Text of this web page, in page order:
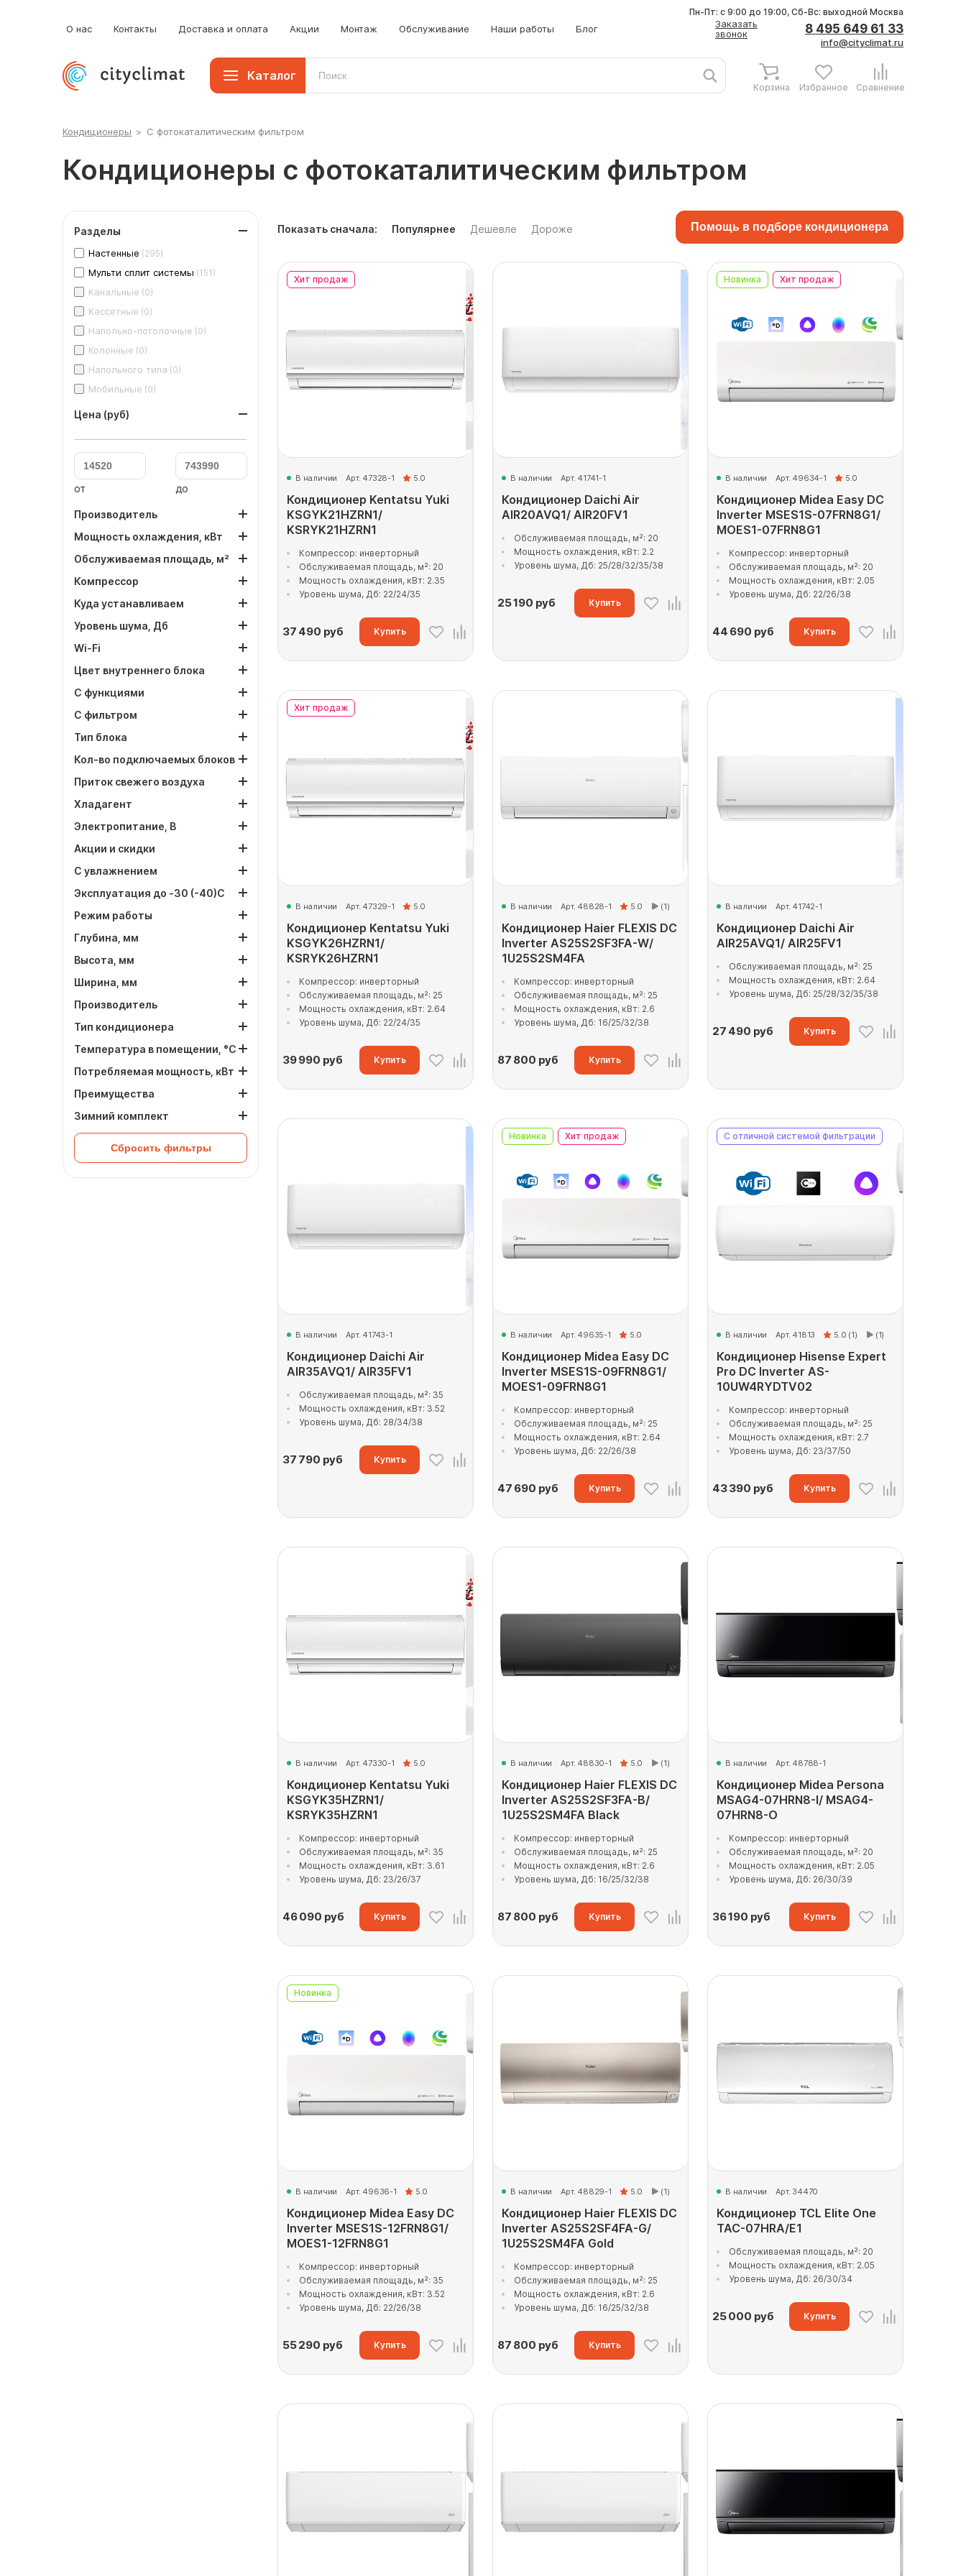
О нас Контакты Доставка и оплата Акции Монтаж Обслуживание Наши работы Блог
Заказать
звонок
8 495 649 61 33
info@cityclimat.ru
Пн-Пт: с 9:00 до 19:00, Сб-Вс: выходной Москва
Каталог
Корзина Избранное Сравнение
Кондиционеры > С фотокаталитическим фильтром
Кондиционеры с фотокаталитическим фильтром
Разделы
Настенные (295)
Мульти сплит системы (151)
Канальные (0)
Кассетные (0)
Напольно-потолочные (0)
Колонные (0)
Напольного типа (0)
Мобильные (0)
Цена (руб)
от до
Производитель
Мощность охлаждения, кВт
Обслуживаемая площадь, м²
Компрессор
Куда устанавливаем
Уровень шума, Дб
Wi-Fi
Цвет внутреннего блока
С функциями
С фильтром
Тип блока
Кол-во подключаемых блоков
Приток свежего воздуха
Хладагент
Электропитание, В
Акции и скидки
С увлажнением
Эксплуатация до -30 (-40)С
Режим работы
Глубина, мм
Высота, мм
Ширина, мм
Производитель
Тип кондиционера
Температура в помещении, °C
Потребляемая мощность, кВт
Преимущества
Зимний комплект
Сбросить фильтры
Показать сначала: Популярнее Дешевле Дороже Помощь в подборе кондиционера
Хит продаж
В наличии Арт. 47328-1 5.0
Кондиционер Kentatsu Yuki
KSGYK21HZRN1/
KSRYK21HZRN1
Компрессор: инверторный
Обслуживаемая площадь, м²: 20
Мощность охлаждения, кВт: 2.35
Уровень шума, Дб: 22/24/35
37 490 руб Купить
В наличии Арт. 41741-1
Кондиционер Daichi Air
AIR20AVQ1/ AIR20FV1
Обслуживаемая площадь, м²: 20
Мощность охлаждения, кВт: 2.2
Уровень шума, Дб: 25/28/32/35/38
25 190 руб Купить
Новинка Хит продаж
В наличии Арт. 49634-1 5.0
Кондиционер Midea Easy DC
Inverter MSES1S-07FRN8G1/
MOES1-07FRN8G1
Компрессор: инверторный
Обслуживаемая площадь, м²: 20
Мощность охлаждения, кВт: 2.05
Уровень шума, Дб: 22/26/38
44 690 руб Купить
Хит продаж
В наличии Арт. 47329-1 5.0
Кондиционер Kentatsu Yuki
KSGYK26HZRN1/
KSRYK26HZRN1
Компрессор: инверторный
Обслуживаемая площадь, м²: 25
Мощность охлаждения, кВт: 2.64
Уровень шума, Дб: 22/24/35
39 990 руб Купить
В наличии Арт. 48828-1 5.0 (1)
Кондиционер Haier FLEXIS DC
Inverter AS25S2SF3FA-W/
1U25S2SM4FA
Компрессор: инверторный
Обслуживаемая площадь, м²: 25
Мощность охлаждения, кВт: 2.6
Уровень шума, Дб: 16/25/32/38
87 800 руб Купить
В наличии Арт. 41742-1
Кондиционер Daichi Air
AIR25AVQ1/ AIR25FV1
Обслуживаемая площадь, м²: 25
Мощность охлаждения, кВт: 2.64
Уровень шума, Дб: 25/28/32/35/38
27 490 руб Купить
В наличии Арт. 41743-1
Кондиционер Daichi Air
AIR35AVQ1/ AIR35FV1
Обслуживаемая площадь, м²: 35
Мощность охлаждения, кВт: 3.52
Уровень шума, Дб: 28/34/38
37 790 руб Купить
Новинка Хит продаж
В наличии Арт. 49635-1 5.0
Кондиционер Midea Easy DC
Inverter MSES1S-09FRN8G1/
MOES1-09FRN8G1
Компрессор: инверторный
Обслуживаемая площадь, м²: 25
Мощность охлаждения, кВт: 2.64
Уровень шума, Дб: 22/26/38
47 690 руб Купить
С отличной системой фильтрации
В наличии Арт. 41813 5.0 (1) (1)
Кондиционер Hisense Expert
Pro DC Inverter AS-
10UW4RYDTV02
Компрессор: инверторный
Обслуживаемая площадь, м²: 25
Мощность охлаждения, кВт: 2.7
Уровень шума, Дб: 23/37/50
43 390 руб Купить
В наличии Арт. 47330-1 5.0
Кондиционер Kentatsu Yuki
KSGYK35HZRN1/
KSRYK35HZRN1
Компрессор: инверторный
Обслуживаемая площадь, м²: 35
Мощность охлаждения, кВт: 3.61
Уровень шума, Дб: 23/26/37
46 090 руб Купить
В наличии Арт. 48830-1 5.0 (1)
Кондиционер Haier FLEXIS DC
Inverter AS25S2SF3FA-B/
1U25S2SM4FA Black
Компрессор: инверторный
Обслуживаемая площадь, м²: 25
Мощность охлаждения, кВт: 2.6
Уровень шума, Дб: 16/25/32/38
87 800 руб Купить
В наличии Арт. 48788-1
Кондиционер Midea Persona
MSAG4-07HRN8-I/ MSAG4-
07HRN8-O
Компрессор: инверторный
Обслуживаемая площадь, м²: 20
Мощность охлаждения, кВт: 2.05
Уровень шума, Дб: 26/30/39
36 190 руб Купить
Новинка
В наличии Арт. 49636-1 5.0
Кондиционер Midea Easy DC
Inverter MSES1S-12FRN8G1/
MOES1-12FRN8G1
Компрессор: инверторный
Обслуживаемая площадь, м²: 35
Мощность охлаждения, кВт: 3.52
Уровень шума, Дб: 22/26/38
55 290 руб Купить
В наличии Арт. 48829-1 5.0 (1)
Кондиционер Haier FLEXIS DC
Inverter AS25S2SF4FA-G/
1U25S2SM4FA Gold
Компрессор: инверторный
Обслуживаемая площадь, м²: 25
Мощность охлаждения, кВт: 2.6
Уровень шума, Дб: 16/25/32/38
87 800 руб Купить
В наличии Арт. 34470
Кондиционер TCL Elite One
TAC-07HRA/E1
Обслуживаемая площадь, м²: 20
Мощность охлаждения, кВт: 2.05
Уровень шума, Дб: 26/30/34
25 000 руб Купить